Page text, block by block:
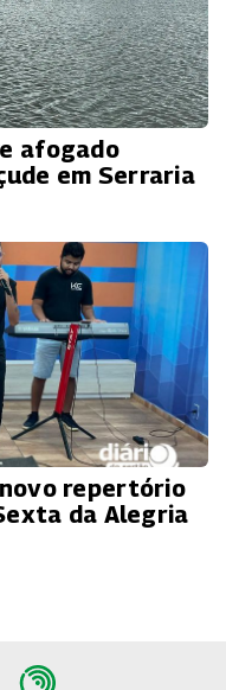
afogado
em Serraria
repertório
da Alegria